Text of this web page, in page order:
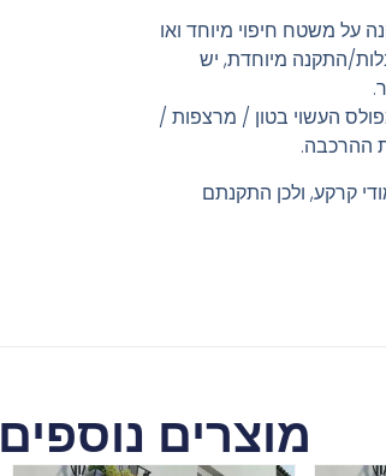
על משטח חיפוי מיוחד ואו
התקנה מיוחדת, יש
העשוי בטון / מרצפות /
ההרכבה.
קרקע, ולכן התקנתם
מוצרים נוספים